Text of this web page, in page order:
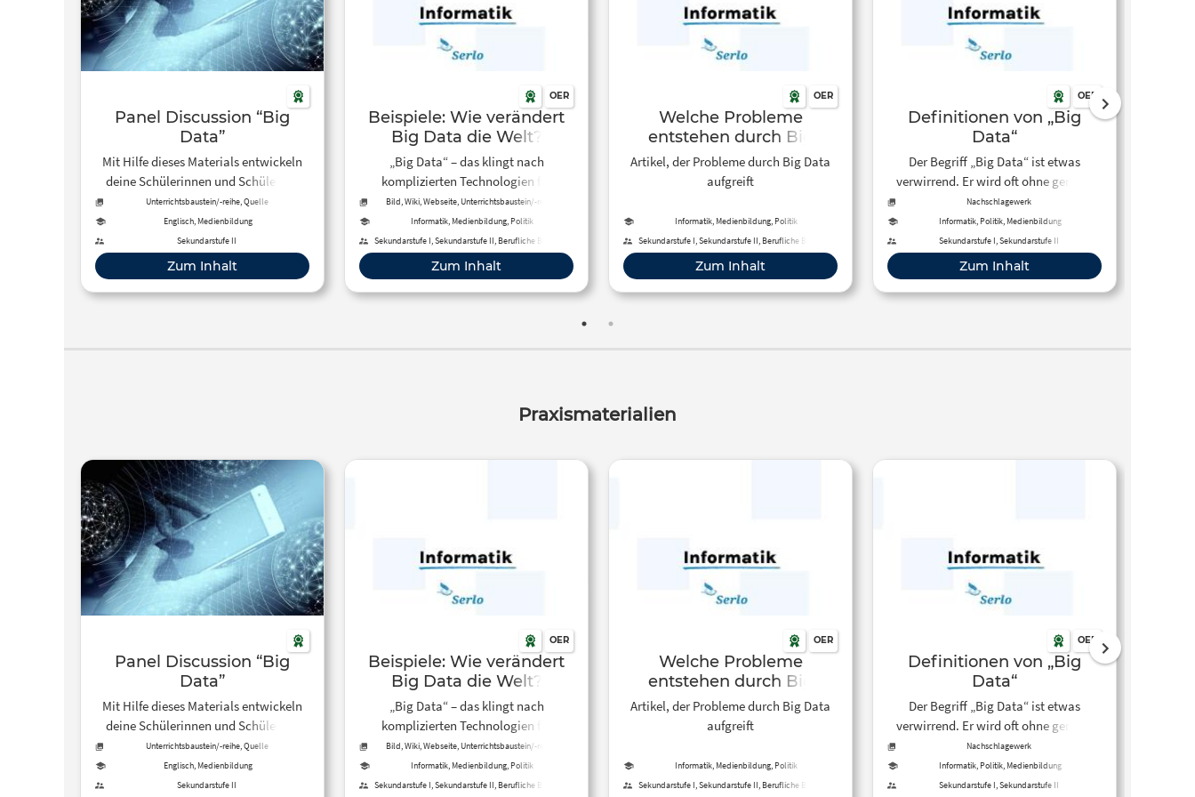
Panel Discussion “Big
Data”
Mit Hilfe dieses Materials entwickeln
deine Schülerinnen und Schüler ein
fundiertes, multiperspektivisches
Verständnis zu Big Data, sie setzen sich
mit verschiedenen Quellen
auseinander und fassen relevante
Informationen zum Thema zusammen.
Unterrichtsbaustein/-reihe, Quelle
Englisch, Medienbildung
Sekundarstufe II
Zum Inhalt
OER
Beispiele: Wie verändert
Big Data die Welt?
„Big Data“ – das klingt nach
komplizierten Technologien für
Programmierer und Experten. Aber wo
begegnen uns solche Technologien
eigentlich im Alltag? Und was passiert
mit den Daten, die dabei von uns allen
gesammelt werden?
Bild, Wiki, Webseite, Unterrichtsbaustein/-reihe,
Informatik, Medienbildung, Politik
Sekundarstufe I, Sekundarstufe II, Berufliche Bildung,
Erwachsenenbildung
Zum Inhalt
OER
Welche Probleme
entstehen durch Big
Data?
Artikel, der Probleme durch Big Data
aufgreift
Informatik, Medienbildung, Politik
Sekundarstufe I, Sekundarstufe II, Berufliche Bildung,
Erwachsenenbildung
Zum Inhalt
OER
Definitionen von „Big
Data“
Der Begriff „Big Data“ ist etwas
verwirrend. Er wird oft ohne genaue
Erklärung verwendet. Es gibt aber
verschiedene Definitionen, die dabei
helfen können, das Thema zu
verstehen. In diesem Beitrag sind sie
gesammelt.
Nachschlagewerk
Informatik, Politik, Medienbildung
Sekundarstufe I, Sekundarstufe II
Zum Inhalt
Praxismaterialien
Panel Discussion “Big
Data”
Mit Hilfe dieses Materials entwickeln
deine Schülerinnen und Schüler ein
fundiertes, multiperspektivisches
Verständnis zu Big Data, sie setzen sich
mit verschiedenen Quellen
Unterrichtsbaustein/-reihe, Quelle
Englisch, Medienbildung
Sekundarstufe II
OER
Beispiele: Wie verändert
Big Data die Welt?
„Big Data“ – das klingt nach
komplizierten Technologien für
Programmierer und Experten. Aber wo
begegnen uns solche Technologien
eigentlich im Alltag? Und was passiert
Bild, Wiki, Webseite, Unterrichtsbaustein/-reihe,
Informatik, Medienbildung, Politik
Sekundarstufe I, Sekundarstufe II, Berufliche Bildung,
OER
Welche Probleme
entstehen durch Big
Data?
Artikel, der Probleme durch Big Data
aufgreift
Informatik, Medienbildung, Politik
Sekundarstufe I, Sekundarstufe II, Berufliche Bildung,
OER
Definitionen von „Big
Data“
Der Begriff „Big Data“ ist etwas
verwirrend. Er wird oft ohne genaue
Erklärung verwendet. Es gibt aber
verschiedene Definitionen, die dabei
helfen können, das Thema zu
Nachschlagewerk
Informatik, Politik, Medienbildung
Sekundarstufe I, Sekundarstufe II